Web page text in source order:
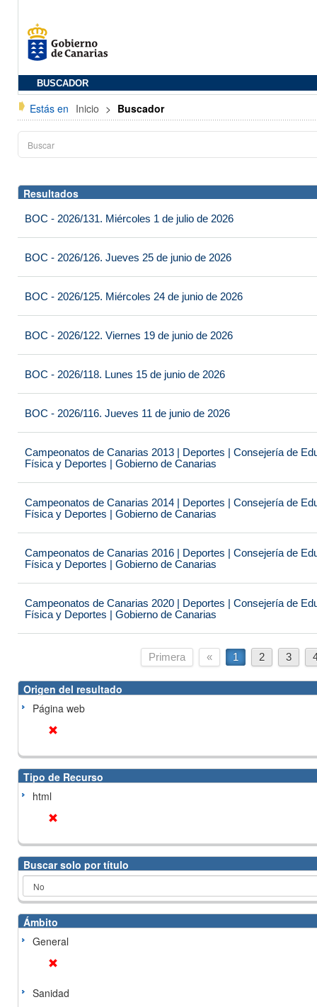
BUSCADOR
Estás en Inicio > Buscador
Resultados
BOC - 2026/131. Miércoles 1 de julio de 2026
BOC - 2026/126. Jueves 25 de junio de 2026
BOC - 2026/125. Miércoles 24 de junio de 2026
BOC - 2026/122. Viernes 19 de junio de 2026
BOC - 2026/118. Lunes 15 de junio de 2026
BOC - 2026/116. Jueves 11 de junio de 2026
Campeonatos de Canarias 2013 | Deportes | Consejería de
Física y Deportes | Gobierno de Canarias
Campeonatos de Canarias 2014 | Deportes | Consejería de
Física y Deportes | Gobierno de Canarias
Campeonatos de Canarias 2016 | Deportes | Consejería de
Física y Deportes | Gobierno de Canarias
Campeonatos de Canarias 2020 | Deportes | Consejería de
Física y Deportes | Gobierno de Canarias
Primera « 1 2 3
Origen del resultado
Página web
Tipo de Recurso
html
Buscar solo por título
Ámbito
General
Sanidad